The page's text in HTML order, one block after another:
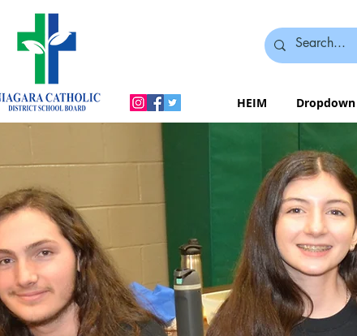
HEIM Dropdown